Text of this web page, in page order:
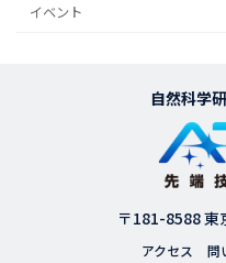
イベント
自然科学
〒181-8588
アクセス 問